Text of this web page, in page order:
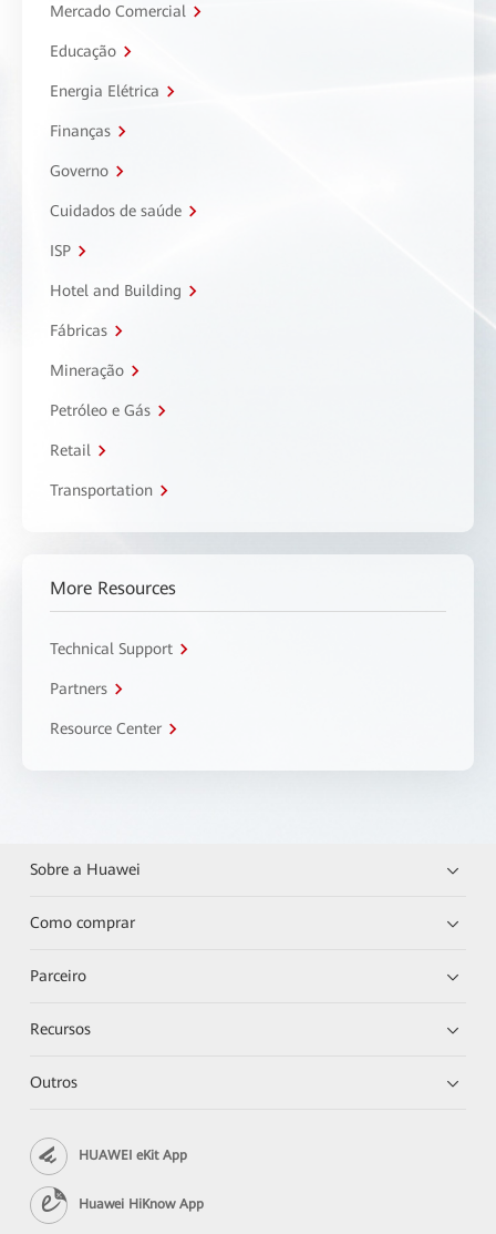
Mercado Comercial
Educação
Energia Elétrica
Finanças
Governo
Cuidados de saúde
ISP
Hotel and Building
Fábricas
Mineração
Petróleo e Gás
Retail
Transportation
More Resources
Technical Support
Partners
Resource Center
Sobre a Huawei
Como comprar
Parceiro
Recursos
Outros
HUAWEI eKit App
Huawei HiKnow App